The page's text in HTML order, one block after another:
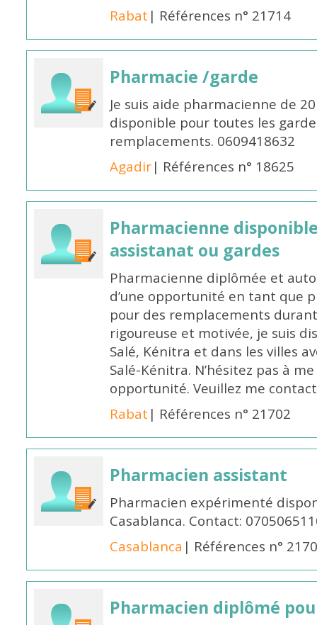
Rabat | Références n° 21714
Pharmacie /garde
Je suis aide pharmacienne de
disponible pour toutes les
remplacements. 0609418632
Agadir| Références n° 18625
Pharmacienne
assistanat ou gardes
Pharmacienne diplômée et
d’une opportunité en tant que
pour des remplacements
rigoureuse et motivée, je suis
Salé, Kénitra et dans les villes
Salé-Kénitra. N’hésitez pas à
opportunité. Veuillez me
Rabat | Références n° 21702
Pharmacien assistant
Pharmacien expérimenté
Casablanca. Contact:
Casablanca | Références n°
Pharmacien diplômé